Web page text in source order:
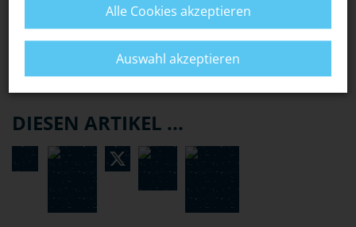
Bewertung
DIESEN ARTIKEL ...
Alle Cookies akzeptieren
Auswahl akzeptieren